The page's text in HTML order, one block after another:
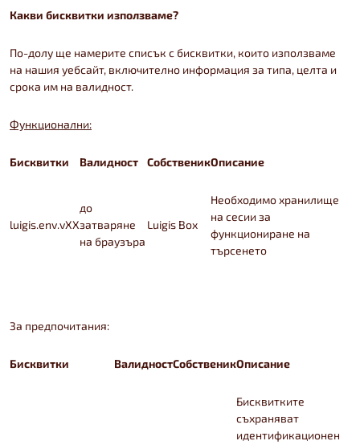
Какви бисквитки използваме?
По-долу ще намерите списък с бисквитки, които използваме
на нашия уебсайт, включително информация за типа, целта и
срока им на валидност.
Функционални:
Бисквитки Валидност СобственикОписание
luigis.env.vXX
до
затваряне
на браузъра
Luigis Box
Необходимо хранилище
на сесии за
функциониране на
търсенето
За предпочитания:
Бисквитки ВалидностСобственикОписание
Бисквитките
съхраняват
идентификационен